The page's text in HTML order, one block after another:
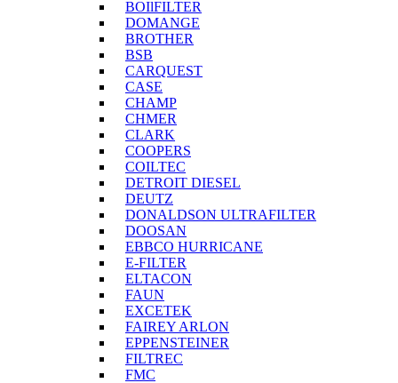
BOIlFILTER
DOMANGE
BROTHER
BSB
CARQUEST
CASE
CHAMP
CHMER
CLARK
COOPERS
COILTEC
DETROIT DIESEL
DEUTZ
DONALDSON ULTRAFILTER
DOOSAN
EBBCO HURRICANE
E-FILTER
ELTACON
FAUN
EXCETEK
FAIREY ARLON
EPPENSTEINER
FILTREC
FMC